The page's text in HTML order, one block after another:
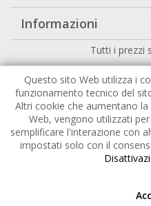
Informazioni
Tutti i prezzi
Copyright2026 |HuckePack
Questo sito Web utilizza i
funzionamento tecnico del
Altri cookie che aumentano
Web, vengono utilizzati
semplificare l'interazione con
impostati solo con il